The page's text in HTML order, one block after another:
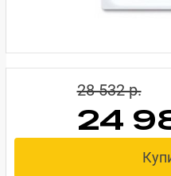
28 532 p.
24